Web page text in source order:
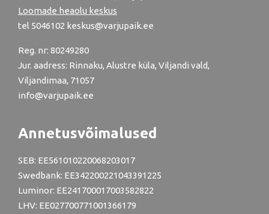
Loomade heaolu keskus
tel 5046102 keskus@varjupaik.ee
Reg. nr: 80249280
Jur. aadress: Rinnaku, Alustre küla, Viljandi vald,
Viljandimaa, 71057
info@varjupaik.ee
Annetusvõimalused
SEB: EE561010220068203017
Swedbank: EE342200221043391225
Luminor: EE241700017003582822
LHV: EE027700771001366179